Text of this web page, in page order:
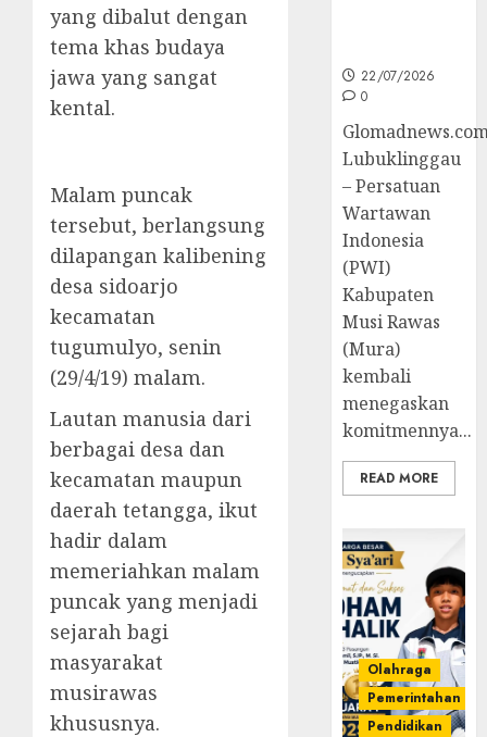
yang dibalut dengan
tema khas budaya
jawa yang sangat
kental.
Malam puncak
tersebut, berlangsung
dilapangan kalibening
desa sidoarjo
kecamatan
tugumulyo, senin
(29/4/19) malam.
Lautan manusia dari
berbagai desa dan
kecamatan maupun
daerah tetangga, ikut
hadir dalam
memeriahkan malam
puncak yang menjadi
sejarah bagi
masyarakat
musirawas
khususnya.
22/07/2026
0
Lubuklinggau
– Persatuan
Wartawan
Indonesia
(PWI)
Kabupaten
Musi Rawas
(Mura)
kembali
menegaskan
komitmennya...
READ MORE
Olahraga
Pemerintahan
Pendidikan